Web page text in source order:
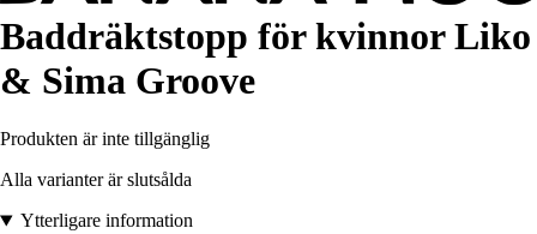
Baddräktstopp för kvinnor Liko
& Sima Groove
Produkten är inte tillgänglig
Alla varianter är slutsålda
Ytterligare information